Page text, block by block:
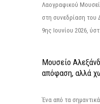
Λαογραφικού
στη συνεδρίαση του
9ης Ιουνίου 2026,
Μουσείο
απόφαση, αλλά
Ένα από τα